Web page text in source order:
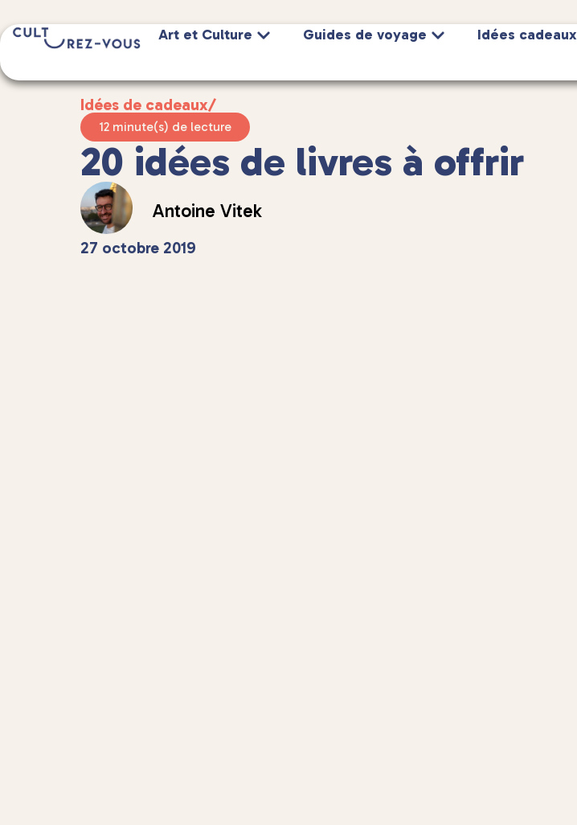
Art et Culture Guides de voyage Idées cadeaux
Idées de cadeaux/
12 minute(s) de lecture
20 idées de livres à offrir
Antoine Vitek
27 octobre 2019